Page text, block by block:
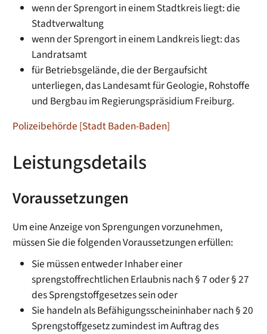
wenn der Sprengort in einem Stadtkreis liegt: die
Stadtverwaltung
wenn der Sprengort in einem Landkreis liegt: das
Landratsamt
für Betriebsgelände, die der Bergaufsicht
unterliegen, das Landesamt für Geologie, Rohstoffe
und Bergbau im Regierungspräsidium Freiburg.
Polizeibehörde [Stadt Baden-Baden]
Leistungsdetails
Voraussetzungen
Um eine Anzeige von Sprengungen vorzunehmen,
müssen Sie die folgenden Voraussetzungen erfüllen:
Sie müssen entweder Inhaber einer
sprengstoffrechtlichen Erlaubnis nach § 7 oder § 27
des Sprengstoffgesetzes sein oder
Sie handeln als Befähigungsscheininhaber nach § 20
Sprengstoffgesetz zumindest im Auftrag des